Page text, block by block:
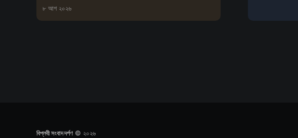
৮ আগ ২০২৬
বিপ্লবী সংবাদ দর্পণ© ২০২৬